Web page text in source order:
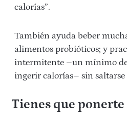
calorías”.
También ayuda beber
alimentos probióticos; y
intermitente –un mínimo de
ingerir calorías– sin saltarse
Tienes que